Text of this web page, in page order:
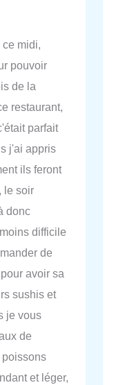
midi,
pouvoir
de la
restaurant,
parfait
j'ai appris
ils feront
le soir
donc
difficile
de
avoir sa
sushis et
je vous
de
et léger,